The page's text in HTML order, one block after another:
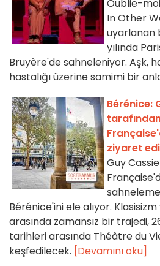
Oublie-
In Other
uyarlanan
yılında
Bruyère'de sahneleniyor. Aşk,
hastalığı üzerine samimi bir
Bérénice:
ziyaret
Guy
Bérénice'ini ele alıyor.
arasında zamansız bir trajedi,
tarihleri arasında Théâtre du
keşfedilecek. [Devamını oku]